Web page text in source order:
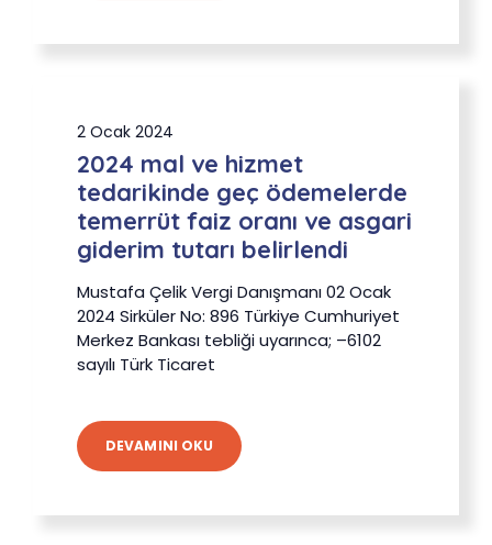
2 Ocak 2024
2024 mal ve hizmet
tedarikinde geç ödemelerde
temerrüt faiz oranı ve asgari
giderim tutarı belirlendi
Mustafa Çelik Vergi Danışmanı 02 Ocak
2024 Sirküler No: 896 Türkiye Cumhuriyet
Merkez Bankası tebliği uyarınca; –6102
sayılı Türk Ticaret
DEVAMINI OKU